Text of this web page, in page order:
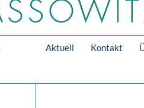
Aktuell Kontakt